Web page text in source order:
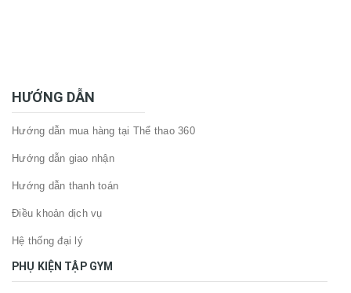
HƯỚNG DẪN
Hướng dẫn mua hàng tại Thể thao 360
Hướng dẫn giao nhận
Hướng dẫn thanh toán
Điều khoản dịch vụ
Hệ thống đại lý
PHỤ KIỆN TẬP GYM